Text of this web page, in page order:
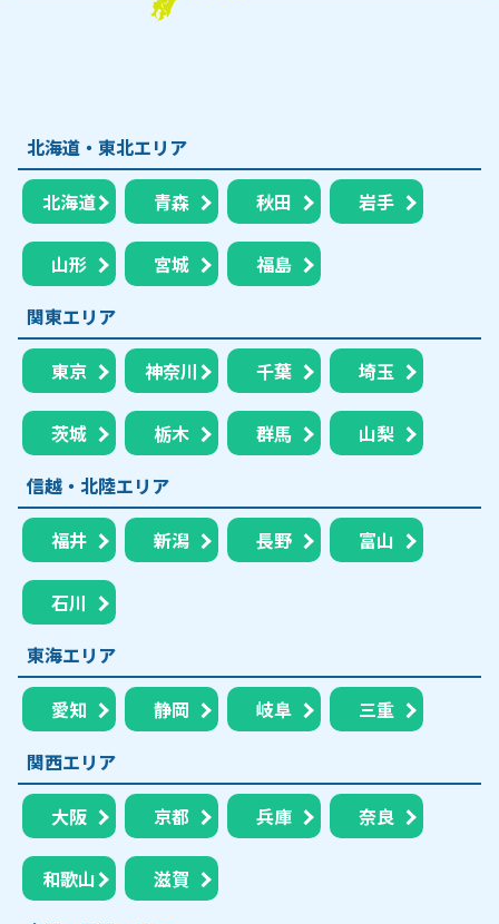
北海道・東北エリア
北海道 青森 秋田 岩手
山形 宮城
福島
関東エリア
東京 神奈川 千葉 埼玉
茨城 栃木 群馬
山梨
信越・北陸エリア
福井 新潟 長野 富山
石川
東海エリア
愛知 静岡 岐阜
三重
関西エリア
大阪 京都 兵庫 奈良
和歌山
滋賀